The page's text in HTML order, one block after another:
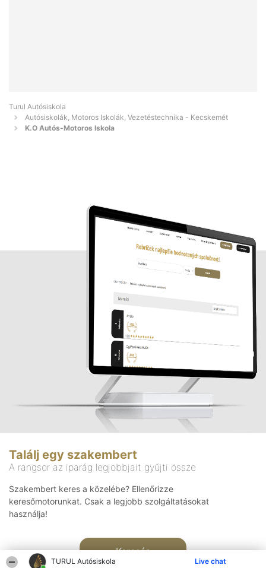
TURUL Autósiskola Live chat
Turul Autósiskola
Autósiskolák, Motoros Iskolák, Vezetéstechnika - Kecskemét
K.O Autós-Motoros Iskola
Találj egy szakembert
A rangsor az iparág legjobbjait gyűjti össze
Szakembert keres a közelébe? Ellenőrizze
keresőmotorunkat. Csak a legjobb szolgáltatásokat
használja!
Keresés